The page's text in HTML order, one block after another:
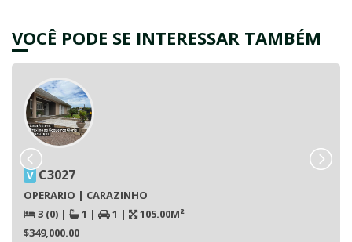
VOCÊ PODE SE INTERESSAR TAMBÉM
V C3027
OPERARIO | CARAZINHO
3 (0) | 1 | 1 |
105.00M²
$349,000.00